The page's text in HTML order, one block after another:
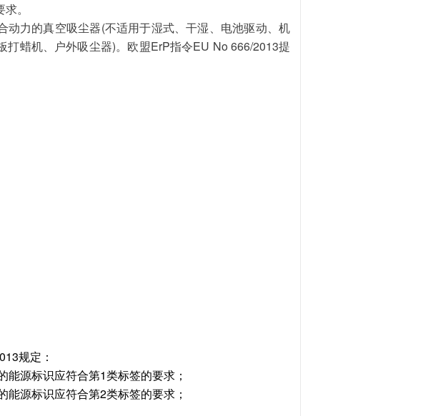
。
动力的真空吸尘器(不适用于湿式、干湿、电池驱动、机
打蜡机、户外吸尘器)。欧盟ErP指令EU No 666/2013提
规定：
能源标识应符合第1类标签的要求；
能源标识应符合第2类标签的要求；